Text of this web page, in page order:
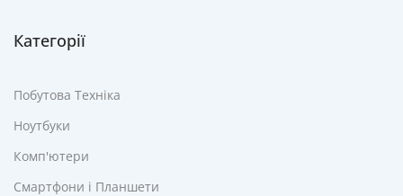
Категорії
Побутова Техніка
Ноутбуки
Комп'ютери
Смартфони і Планшети